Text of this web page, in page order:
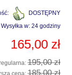
DOSTĘPNY
Wysyłka w: 24 godziny
165,00 zł
195,00 zł
cena: 185,00 zł